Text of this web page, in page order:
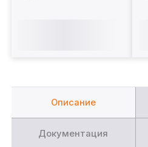
Описание
Документация